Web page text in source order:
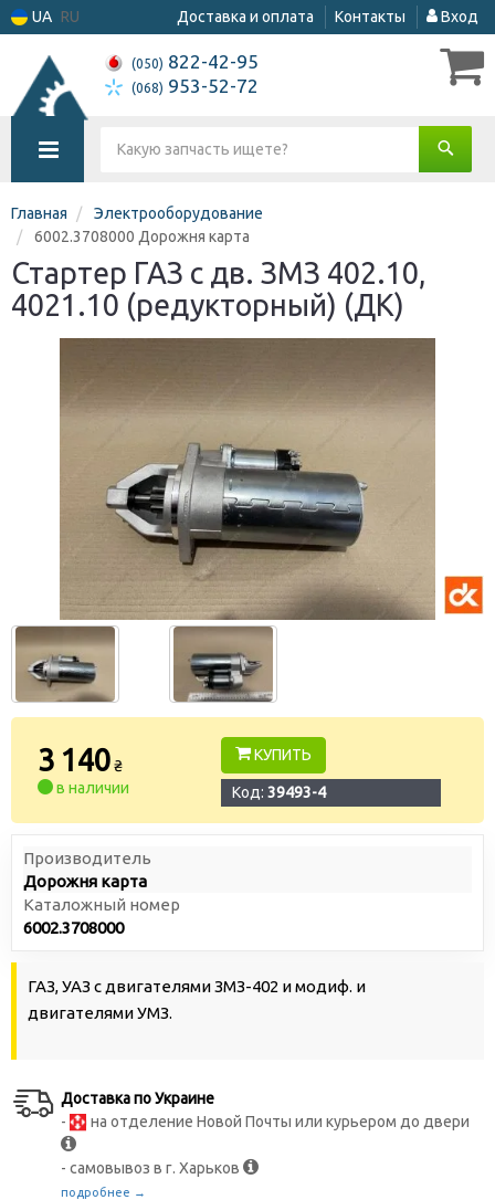
UA RU Доставка и оплата Контакты Вход
(050) 822-42-95
(068) 953-52-72
Главная
Электрооборудование
6002.3708000 Дорожня карта
Стартер ГАЗ с дв. ЗМЗ 402.10,
4021.10 (редукторный) (ДК)
3 140₴
в наличии
КУПИТЬ
Код: 39493-4
Производитель
Дорожня карта
Каталожный номер
6002.3708000
ГАЗ, УАЗ с двигателями ЗМЗ-402 и модиф. и
двигателями УМЗ.
Доставка по Украине
-
на отделение Новой Почты или курьером до двери
- самовывоз в г. Харьков
подробнее →